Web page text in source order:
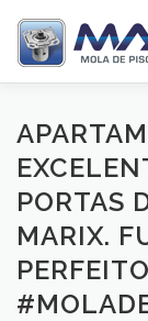
para
SOBRE
PORTAS
MARIX.